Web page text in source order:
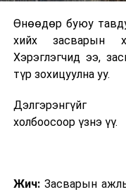
Өнөөдөр буюу
хийх засварын
Хэрэглэгчид ээ,
түр зохицуулна уу.
холбоосоор үзнэ үү.
Жич:Засварын